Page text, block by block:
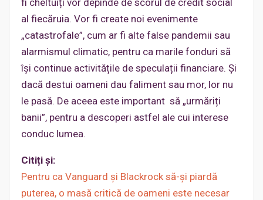
fi cheltuiți vor depinde de scorul de credit social
al fiecăruia. Vor fi create noi evenimente
„catastrofale”, cum ar fi alte false pandemii sau
alarmismul climatic, pentru ca marile fonduri să
își continue activitățile de speculații financiare. Și
dacă destui oameni dau faliment sau mor, lor nu
le pasă. De aceea este important să „urmăriți
banii”, pentru a descoperi astfel ale cui interese
conduc lumea.
Citiți și:
Pentru ca Vanguard și Blackrock să-și piardă
puterea, o masă critică de oameni este necesar